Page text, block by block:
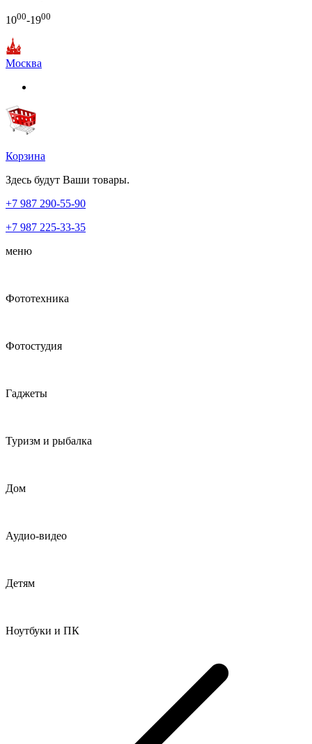
1000-1900
Москва
Корзина
Здесь будут Ваши товары.
+7 987 290-55-90
+7 987 225-33-35
меню
Фототехника
Фотостудия
Гаджеты
Туризм и рыбалка
Дом
Аудио-видео
Детям
Ноутбуки и ПК